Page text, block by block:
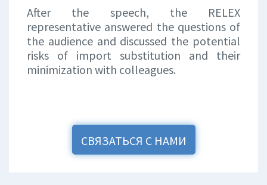
After the speech, the RELEX
representative answered the questions of
the audience and discussed the potential
risks of import substitution and their
minimization with colleagues.
СВЯЗАТЬСЯ С НАМИ